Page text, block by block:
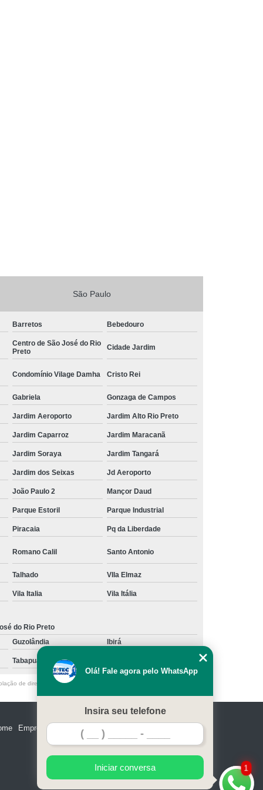
São Paulo
Barretos Bebedouro
Centro de São José do Rio
Preto
Cidade Jardim
Condomínio Vilage Damha Cristo Rei
Gabriela Gonzaga de Campos
Jardim Aeroporto Jardim Alto Rio Preto
Jardim Caparroz Jardim Maracanã
Jardim Soraya Jardim Tangará
Jardim dos Seixas Jd Aeroporto
João Paulo 2 Mançor Daud
Parque Estoril Parque Industrial
Piracaia Pq da Liberdade
Romano Calil Santo Antonio
Talhado VIla Elmaz
Vila Italia Vila Itália
do Rio Preto
Guzolândia Ibirá
Tabapuã
de direito autoral – artigo 184 do Código Penal –
Empresa Serviços
1
Olá! Fale agora pelo WhatsApp
Insira seu telefone
Iniciar conversa